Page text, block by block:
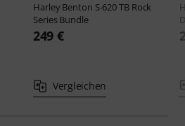
Harley Benton S-620 TB Rock
Series Bundle
249 €
Vergleichen